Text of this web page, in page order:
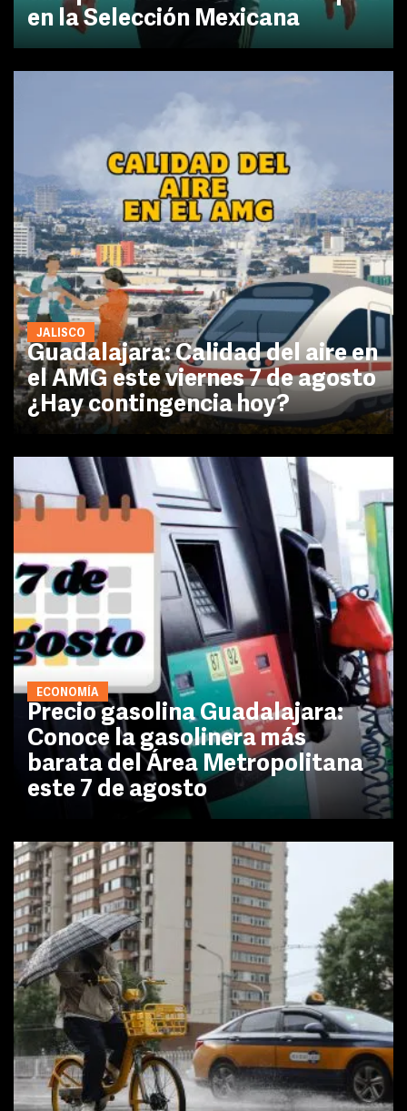
en la Selección Mexicana
JALISCO
Guadalajara: Calidad del aire en
el AMG este viernes 7 de agosto
¿Hay contingencia hoy?
ECONOMÍA
Precio gasolina Guadalajara:
Conoce la gasolinera más
barata del Área Metropolitana
este 7 de agosto